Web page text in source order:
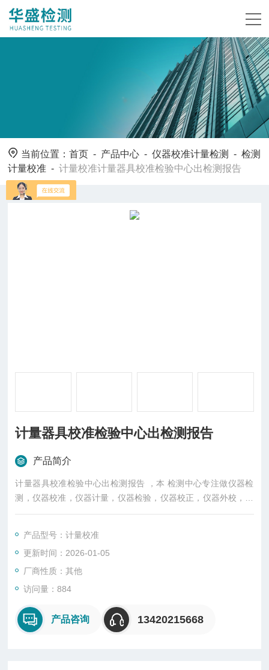
当前位置：首页 - 产品中心 -仪器校准计量检测 -检测
计量校准 -计量校准计量器具校准检验中心出检测报告
计量器具校准检验中心出检测报告
产品简介
计量器具校准检验中心出检测报告 ，本 检测中心专注做仪器检
测，仪器校准，仪器计量，仪器检验，仪器校正，仪器外校，仪
器计量校正，仪器年检，仪器校准检测，仪器检测外校，仪器校
证书报告，适用于企业ISO认证、CCC认证、UL认证、CE认
证、QS认证、CQC认证、TS16949认证等认证以及客户验厂要
求
产品型号：计量校准
更新时间：2026-01-05
厂商性质：其他
访问量：884
产品咨询 13420215668